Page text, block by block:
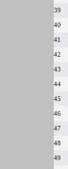
39
40
41
42
43
44
45
46
47
48
49